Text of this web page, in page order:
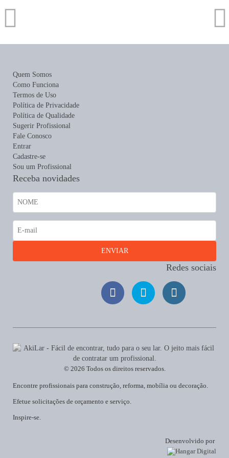
Quem Somos
Como Funciona
Termos de Uso
Política de Privacidade
Política de Qualidade
Sugerir Profissional
Fale Conosco
Entrar
Cadastre-se
Sou um Profissional
Receba novidades
Redes sociais
Encontre profissionais para construção, reforma, mobília ou decoração.
Efetue solicitações de orçamento e serviço.
Inspire-se.
© 2026 Todos os direitos reservados.
Desenvolvido por